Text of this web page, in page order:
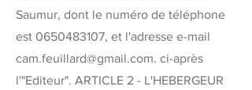
Saumur, dont le numéro de téléphone
est 0650483107, et l'adresse e-mail
cam.feuillard@gmail.com. ci-après
l'"Editeur". ARTICLE 2 - L'HEBERGEUR